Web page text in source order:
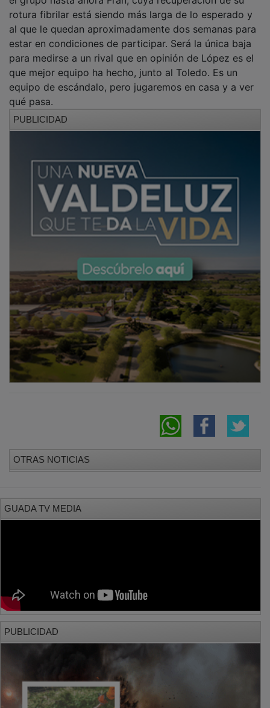
rotura fibrilar está siendo más larga de lo esperado y
al que le quedan aproximadamente dos semanas para
estar en condiciones de participar. Será la única baja
para medirse a un rival que en opinión de López es el
que mejor equipo ha hecho, junto al Toledo. Es un
equipo de escándalo, pero jugaremos en casa y a ver
qué pasa.
PUBLICIDAD